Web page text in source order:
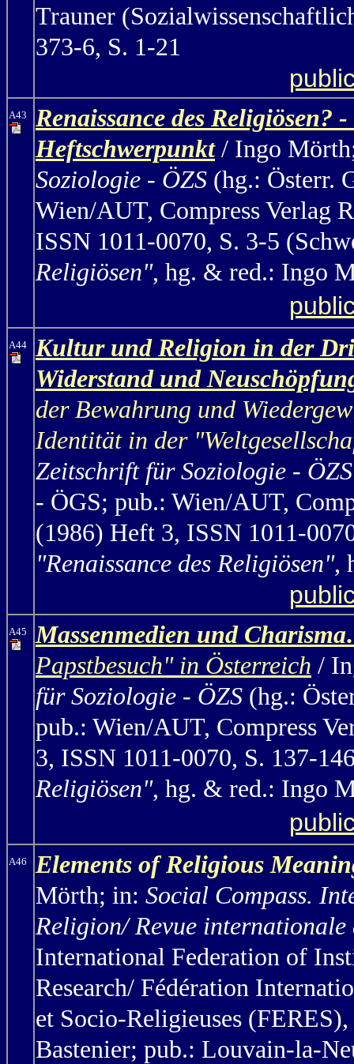
Trauner
373-6, S. 1-21
A43 Renaissance des Religiösen? -
Heftschwerpunkt / Ingo Mörth
Soziologie - ÖZS (hg.: Österr.
Wien/AUT, Compress Verlag
ISSN 1011-0070, S. 3-5
Religiösen", hg. & red.: Ingo
A44
Kultur und Religion in der
Widerstand und
der Bewahrung und
Identität in der
Zeitschrift für Soziologie - ÖZS
- ÖGS; pub.: Wien/AUT,
(1986) Heft 3, ISSN 1011-
"Renaissance des Religiösen",
A45 Massenmedien und Charisma.
Papstbesuch" in Österreich /
für Soziologie - ÖZS (hg.:
pub.: Wien/AUT, Compress
3, ISSN 1011-0070, S. 137-
Religiösen", hg. & red.: Ingo
A46
Elements of Religious
Mörth; in: Social Compass.
Religion/ Revue
International Federation of
Research/ Fédération
et Socio-Religieuses
Bastenier; pub.: Louvain-la-